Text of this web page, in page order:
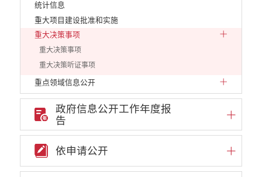
统计信息
重大项目建设批准和实施
重大决策事项
重大决策事项
重大决策听证事项
重点领域信息公开
行政许可
行政处罚和行政强制
行政事业性收费
政府采购项目
建议提案办理答复
减税降费
政府信息公开工作年度报
告
依申请公开